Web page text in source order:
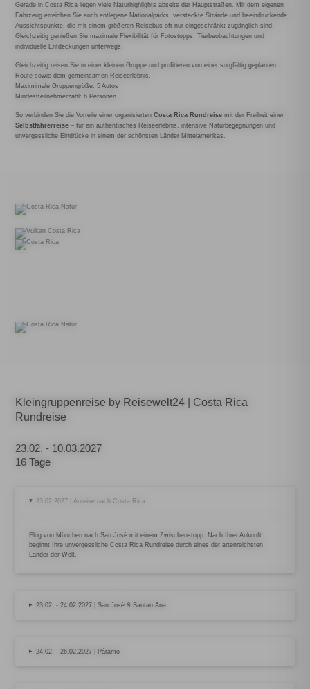
Gerade in Costa Rica liegen viele Naturhighlights abseits der Hauptstraßen. Mit dem eigenen
Fahrzeug erreichen Sie auch entlegene Nationalparks, versteckte Strände und beeindruckende
Aussichtspunkte, die mit einem größeren Reisebus oft nur eingeschränkt zugänglich sind.
Gleichzeitig genießen Sie maximale Flexibilität für Fotostopps, Tierbeobachtungen und
individuelle Entdeckungen unterwegs.
Gleichzeitig reisen Sie in einer kleinen Gruppe und profitieren von einer sorgfältig geplanten
Route sowie dem gemeinsamen Reiseerlebnis.
Maximimale Gruppengröße: 5 Autos
Mindestteilnehmerzahl: 6 Personen
So verbinden Sie die Vorteile einer organisiertenCosta Rica Rundreise mit der Freiheit einer
Selbstfahrerreise – für ein authentisches Reiseerlebnis, intensive Naturbegegnungen und
unvergessliche Eindrücke in einem der schönsten Länder Mittelamerikas.
Kleingruppenreise by Reisewelt24 | Costa Rica
Rundreise
23.02. - 10.03.2027
16 Tage
▸ 23.02.2027 | Anreise nach Costa Rica
Flug von München nach San José mit einem Zwischenstopp. Nach Ihrer Ankunft
beginnt Ihre unvergessliche Costa Rica Rundreise durch eines der artenreichsten
Länder der Welt.
▸ 23.02. - 24.02.2027 | San José & Santan Ana
▸ 24.02. - 26.02.2027 | Páramo